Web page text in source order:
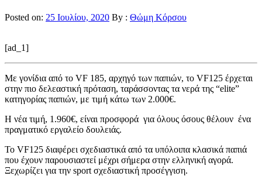
Posted on: 25 Ιουλίου, 2020 By : Θώμη Κόρσου
[ad_1]
Με γονίδια από το VF 185, αρχηγό των παπιών, το VF125 έρχεται
στην πιο δελεαστική πρόταση, ταράσσοντας τα νερά της “elite”
κατηγορίας παπιών, με τιμή κάτω των 2.000€.
Η νέα τιμή, 1.960€, είναι προσφορά για όλους όσους θέλουν ένα
πραγματικό εργαλείο δουλειάς.
Το VF125 διαφέρει σχεδιαστικά από τα υπόλοιπα κλασικά παπιά
που έχουν παρουσιαστεί μέχρι σήμερα στην ελληνική αγορά.
Ξεχωρίζει για την sport σχεδιαστική προσέγγιση.